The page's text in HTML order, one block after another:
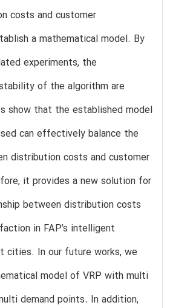
costs and customer
a mathematical model. By
experiments, the
of the algorithm are
show that the established model
can effectively balance the
distribution costs and customer
it provides a new solution for
between distribution costs
in FAP’s intelligent
cities. In our future works, we
model of VRP with multi
demand points. In addition,